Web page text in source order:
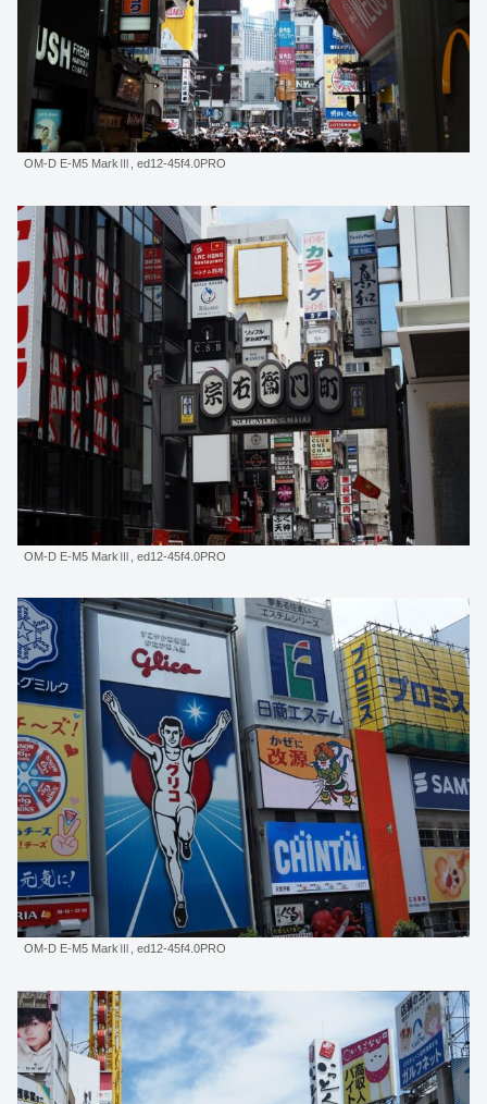
OM-D E-M5 MarkⅢ, ed12-45f4.0PRO
OM-D E-M5 MarkⅢ, ed12-45f4.0PRO
OM-D E-M5 MarkⅢ, ed12-45f4.0PRO